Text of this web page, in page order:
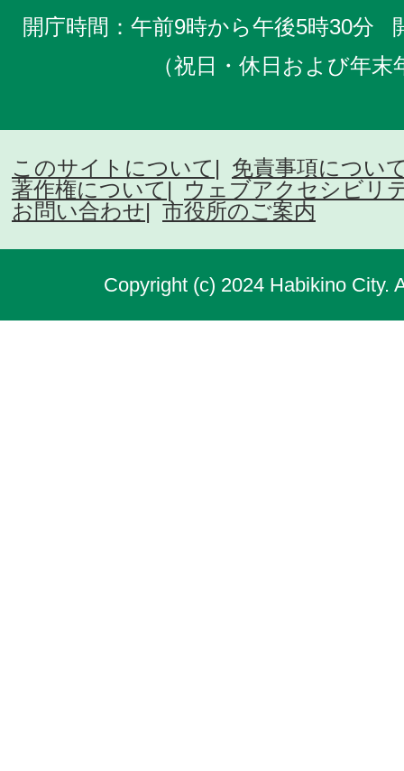
開庁時間：午前9時から午後5時30分
（祝日・休日および年
このサイトについて
免責事項につい
著作権について
ウェブアクセシビリ
お問い合わせ
市役所のご案内
Copyright (c) 2024 Habikino City.